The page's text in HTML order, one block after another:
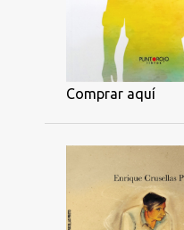
Comprar aquí